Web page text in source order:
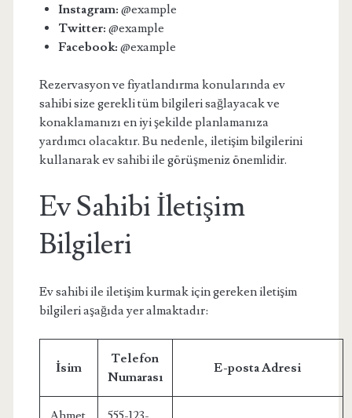
Instagram: @example
Twitter: @example
Facebook: @example
Rezervasyon ve fiyatlandırma konularında ev
sahibi size gerekli tüm bilgileri sağlayacak ve
konaklamanızı en iyi şekilde planlamanıza
yardımcı olacaktır. Bu nedenle, iletişim bilgilerini
kullanarak ev sahibi ile görüşmeniz önemlidir.
Ev Sahibi İletişim
Bilgileri
Ev sahibi ile iletişim kurmak için gereken iletişim
bilgileri aşağıda yer almaktadır:
İsim
Telefon
Numarası
E-posta Adresi